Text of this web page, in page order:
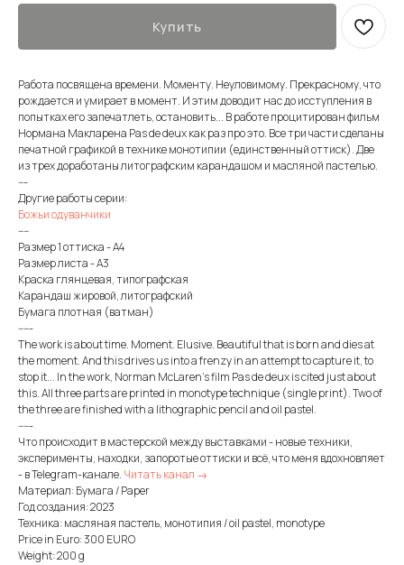
Купить
Работа посвящена времени. Моменту. Неуловимому. Прекрасному, что
рождается и умирает в момент. И этим доводит нас до исступления в
попытках его запечатлеть, остановить... В работе процитирован фильм
Нормана Макларена Pas de deux как раз про это. Все три части сделаны
печатной графикой в технике монотипии (единственный оттиск). Две
из трех доработаны литографским карандашом и масляной пастелью.
---
Другие работы серии:
Божьи одуванчики
----
Размер 1 оттиска - А4
Размер листа - А3
Краска глянцевая, типографская
Карандаш жировой, литографский
Бумага плотная (ватман)
-----
The work is about time. Moment. Elusive. Beautiful that is born and dies at
the moment. And this drives us into a frenzy in an attempt to capture it, to
stop it... In the work, Norman McLaren's film Pas de deux is cited just about
this. All three parts are printed in monotype technique (single print). Two of
the three are finished with a lithographic pencil and oil pastel.
-----
Что происходит в мастерской между выставками - новые техники,
эксперименты, находки, запоротые оттиски и всё, что меня вдохновляет
- в Telegram-канале. Читать канал →
Материал: Бумага / Paper
Год создания: 2023
Техника: масляная пастель, монотипия / oil pastel, monotype
Price in Euro: 300 EURO
Weight: 200 g